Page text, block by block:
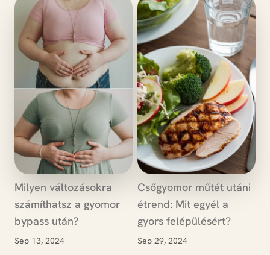
Milyen változásokra
számíthatsz a gyomor
bypass után?
Sep 13, 2024
Csőgyomor műtét utáni
étrend: Mit egyél a
gyors felépülésért?
Sep 29, 2024